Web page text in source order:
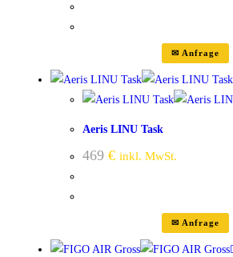
✉ Anfrage
✉ Anfrage
Aeris LINU Task
469 € inkl. MwSt.